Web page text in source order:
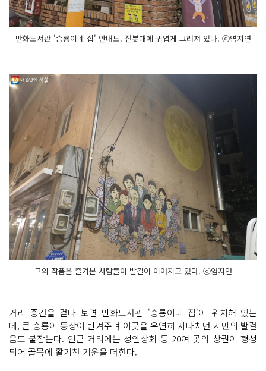
만화도서관 '승룡이네 집' 안내도. 전봇대에 귀엽게 그려져 있다. ⓒ염지연
그의 작품을 즐겨본 사람들이 발길이 이어지고 있다. ⓒ염지연
거리 중간을 걷다 보면 만화도서관 '승룡이네 집'이 위치해 있는
데, 큰 승룡이 동상이 반겨주며 이곳을 우연히 지나치던 시민의 발걸
음도 붙잡는다. 인근 거리에는 성안상회 등 20여 곳의 상권이 형성
되어 골목에 활기찬 기운을 더한다.